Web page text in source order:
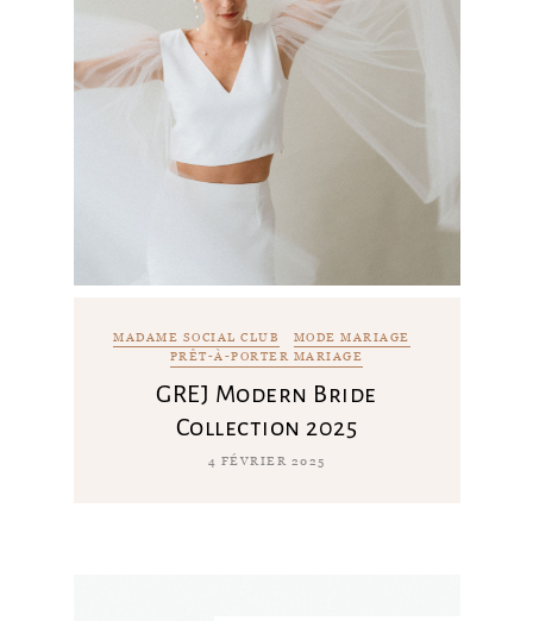
MADAME SOCIAL CLUB
MODE MARIAGE
PRÊT-À-PORTER MARIAGE
GREJ Modern Bride
Collection 2025
4 FÉVRIER 2025